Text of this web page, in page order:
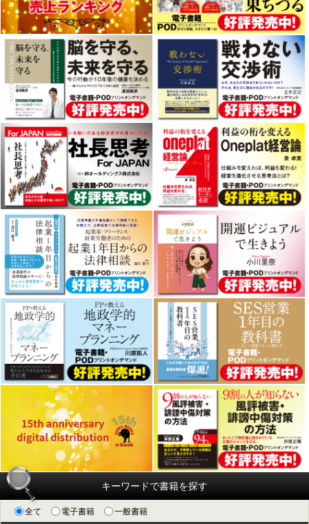
キーワードで書籍を探す
全て 電子書籍 一般書籍